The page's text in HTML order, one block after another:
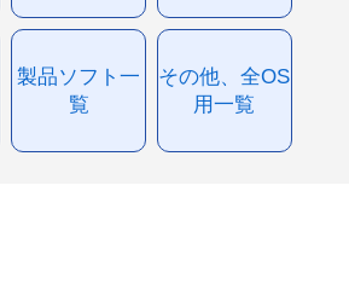
製品ソフト一
覧
その他、全OS
用一覧